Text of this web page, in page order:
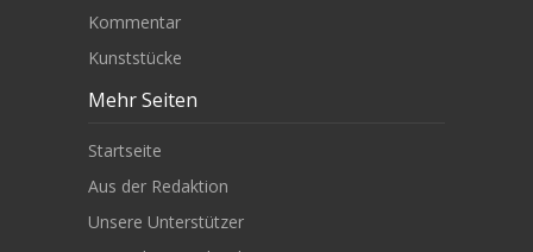
Kommentar
Kunststücke
Mehr Seiten
Startseite
Aus der Redaktion
Unsere Unterstützer